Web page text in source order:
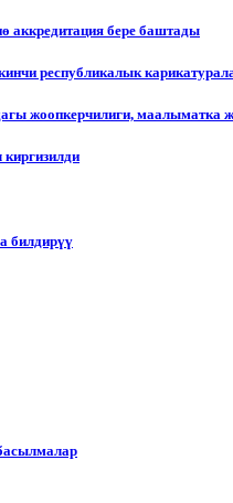
аккредитация бере баштады
республикалык
жоопкерчилиги, маалыматка
билдирүү